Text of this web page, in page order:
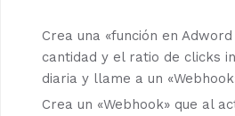
Crea una «función en
cantidad y el ratio de clicks
diaria y llame a un
Crea un «Webhook» que al